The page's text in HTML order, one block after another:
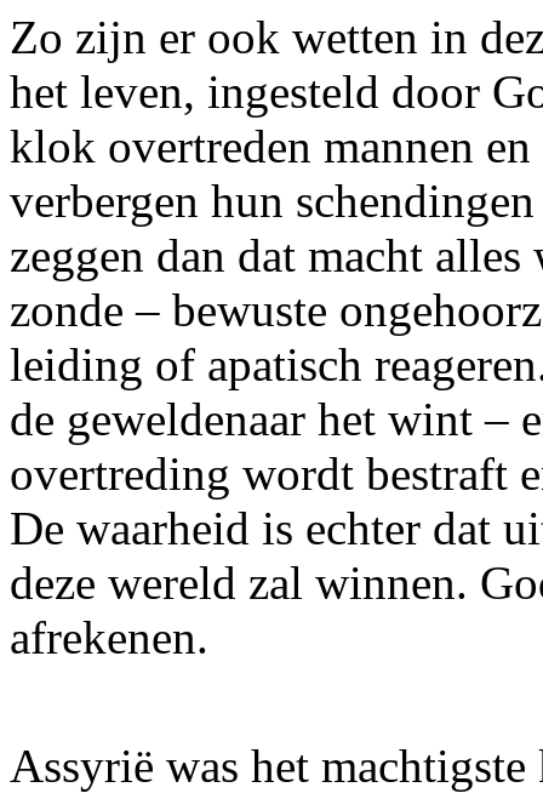
Zo zijn er ook wetten in
het leven, ingesteld door
klok overtreden mannen
verbergen hun
zeggen dan dat macht
zonde – bewuste
leiding of apatisch
de geweldenaar het wint –
overtreding wordt bestraft
De waarheid is echter dat
deze wereld zal winnen.
afrekenen.
Assyrië was het